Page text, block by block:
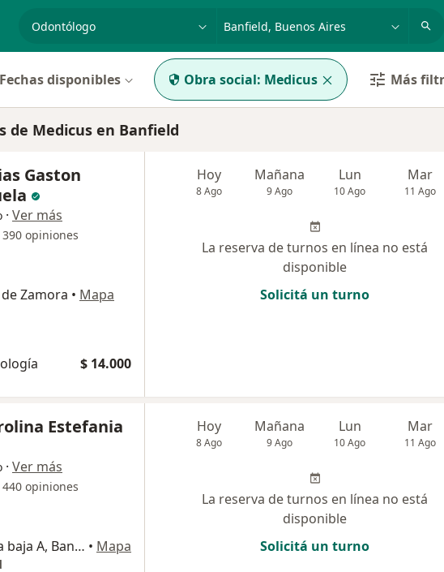
especialidad, enfermedad o nombre
Fechas disponibles Obra social: Medicus Más
de Medicus en Banfield
Gaston
· Ver más
390 opiniones
Zamora • Mapa
$ 14.000
Hoy
8 Ago
Mañana
9 Ago
Lun
10 Ago
Mar
11 Ago
La reserva de turnos en línea no está
disponible
Solicitá un turno
Estefania
· Ver más
440 opiniones
leandro N Alem 1532 planta baja A, Banfield • Mapa
Hoy
8 Ago
Mañana
9 Ago
Lun
10 Ago
Mar
11 Ago
La reserva de turnos en línea no está
disponible
Solicitá un turno